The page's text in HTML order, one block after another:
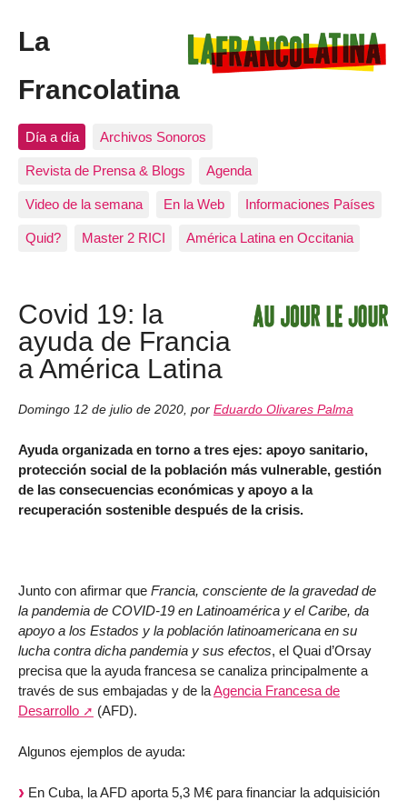
La
Francolatina
Día a día Archivos Sonoros
Revista de Prensa & Blogs Agenda
Video de la semana En la Web Informaciones Países
Quid? Master 2 RICI América Latina en Occitania
Covid 19: la
ayuda de Francia
a América Latina
Domingo 12 de julio de 2020 por Eduardo Olivares Palma
Ayuda organizada en torno a tres ejes: apoyo sanitario,
protección social de la población más vulnerable, gestión
de las consecuencias económicas y apoyo a la
recuperación sostenible después de la crisis.
Junto con afirmar que Francia, consciente de la gravedad de
la pandemia de COVID-19 en Latinoamérica y el Caribe, da
apoyo a los Estados y la población latinoamericana en su
lucha contra dicha pandemia y sus efectos, el Quai d’Orsay
precisa que la ayuda francesa se canaliza principalmente a
través de sus embajadas y de laAgencia Francesa de
Desarrollo
(AFD).
Algunos ejemplos de ayuda:
En Cuba, la AFD aporta 5,3 M€ para financiar la adquisición